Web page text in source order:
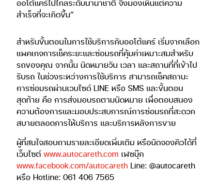
ออโต้แคร์ไปไกลระดับนานาชาติ จึงมองเห็นแต่ความ
สำเร็จที่จะเกิดขึ้น”
สำหรับขั้นตอนในการใช้บริการกับออโต้แคร์ เริ่มจากเลือก
แพคเกจการเช็คระยะและซ่อมรถที่คุ้มค่าเหมาะสมสำหรับ
รถของคุณ จากนั้น นัดหมายวัน เวลา และสถานที่ที่เข้าไป
รับรถ ในช่วงระหว่างการใช้บริการ สามารถเช็คสถานะ
การซ่อมรถผ่านเวบไซด์ LINE หรือ SMS และขั้นตอน
สุดท้าย คือ การส่งมอบรถตามนัดหมาย เพื่อตอบสนอง
ความต้องการและมอบประสบการณ์การซ่อมรถที่สะดวก
สบายตลอดการให้บริการ และบริการหลังการขาย
ผู้ที่สนใจสอบถามรายละเอียดเพิ่มเติม หรือนัดจองคิวได้ที่
เว็บไซต์www.autocareth.com เฟซบุ๊ก
www.facebook.com/autocarethLine: @autocareth
หรือ Hotline: 061 406 7565